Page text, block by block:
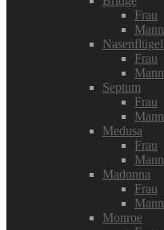
Frau
Mann
Nasenflügel
Frau
Mann
Septum
Frau
Mann
Medusa
Frau
Mann
Madonna
Frau
Mann
Monroe